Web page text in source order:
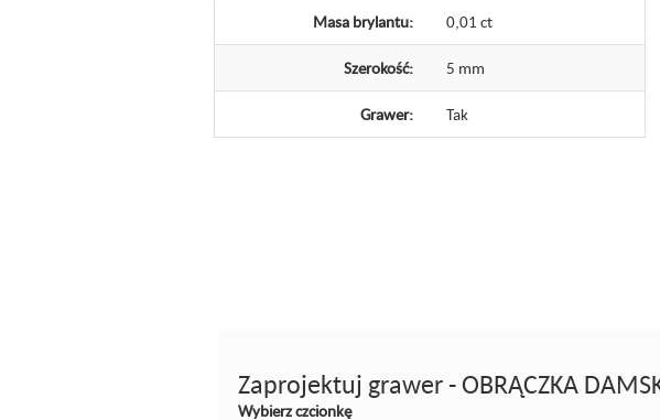
Masa brylantu: 0,01 ct
Szerokość: 5 mm
Grawer: Tak
Zaprojektuj grawer - OBRĄCZKA
Wybierz czcionkę